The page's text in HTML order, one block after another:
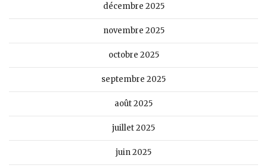
décembre 2025
novembre 2025
octobre 2025
septembre 2025
août 2025
juillet 2025
juin 2025